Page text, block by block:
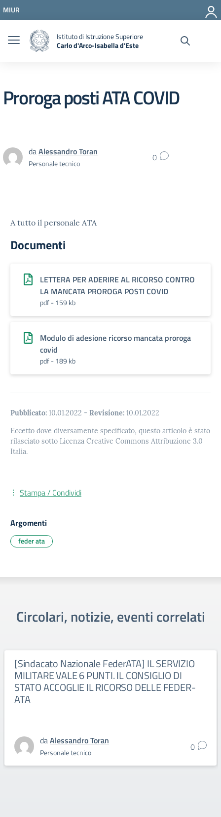
Vai al menu di navigazione
Vai al footer
MIUR
Istituto di Istruzione Superiore
Carlo d'Arco-Isabella d'Este
Proroga posti ATA COVID
daAlessandro Toran
Personale tecnico 0
A tutto il personale ATA
Documenti
LETTERA PER ADERIRE AL RICORSO CONTRO
LA MANCATA PROROGA POSTI COVID
pdf - 159 kb
Modulo di adesione ricorso mancata proroga
covid
pdf - 189 kb
Pubblicato: 10.01.2022 - Revisione: 10.01.2022
Eccetto dove diversamente specificato, questo articolo è stato
rilasciato sotto Licenza Creative Commons Attribuzione 3.0
Italia.
Stampa / Condividi
Argomenti
feder ata
Circolari, notizie, eventi correlati
[Sindacato Nazionale FederATA] IL SERVIZIO
MILITARE VALE 6 PUNTI. IL CONSIGLIO DI
STATO ACCOGLIE IL RICORSO DELLE FEDER-
ATA
daAlessandro Toran
Personale tecnico 0